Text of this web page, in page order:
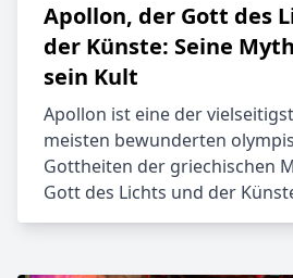
Apollon, der Gott des
der Künste: Seine
sein Kult
Apollon ist eine der
meisten bewunderten
Gottheiten der griechischen
Gott des Lichts und der